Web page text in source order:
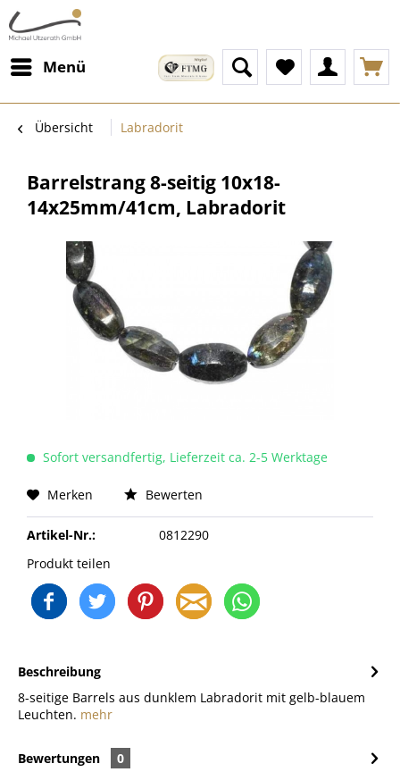
Menü
Übersicht Labradorit
Barrelstrang 8-seitig 10x18-
14x25mm/41cm, Labradorit
Sofort versandfertig, Lieferzeit ca. 2-5 Werktage
Merken Bewerten
Artikel-Nr.:
0812290
Produkt teilen
Beschreibung
8-seitige Barrels aus dunklem Labradorit mit gelb-blauem
Leuchten. mehr
Bewertungen
0